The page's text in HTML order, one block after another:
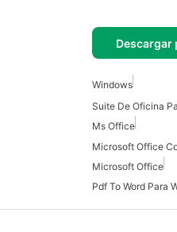
Descargar
Windows
Suite De Oficina
Ms Office
Microsoft Office
Pdf To Word Para